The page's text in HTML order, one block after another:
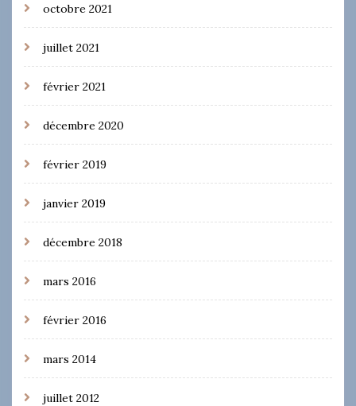
octobre 2021
juillet 2021
février 2021
décembre 2020
février 2019
janvier 2019
décembre 2018
mars 2016
février 2016
mars 2014
juillet 2012